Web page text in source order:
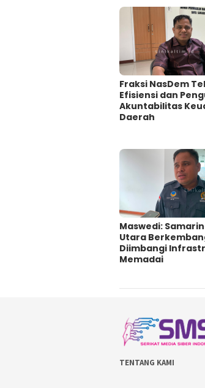
Fraksi NasDem
Efisiensi dan
Akuntabilitas
Daerah
Maswedi:
Utara
Diimbangi
Memadai
TENTANG KAMI